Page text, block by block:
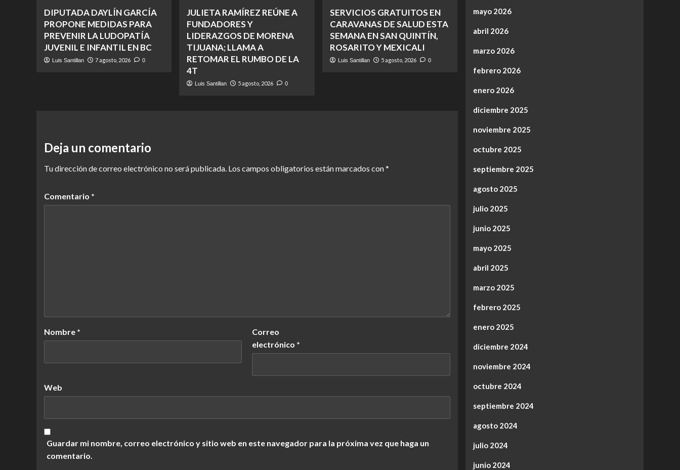
DIPUTADA DAYLÍN GARCÍA
PROPONE MEDIDAS PARA
PREVENIR LA LUDOPATÍA
JUVENIL E INFANTIL EN BC
Luis Santillan 7 agosto, 2026 0
JULIETA RAMÍREZ REÚNE A
FUNDADORES Y
LIDERAZGOS DE MORENA
TIJUANA; LLAMA A
RETOMAR EL RUMBO DE LA
4T
Luis Santillan 5 agosto, 2026 0
SERVICIOS GRATUITOS EN
CARAVANAS DE SALUD ESTA
SEMANA EN SAN QUINTÍN,
ROSARITO Y MEXICALI
Luis Santillan 5 agosto, 2026 0
Deja un comentario
Tu dirección de correo electrónico no será publicada. Los campos obligatorios están marcados con*
Comentario *
Nombre *
Correo
electrónico *
Web
Guardar mi nombre, correo electrónico y sitio web en este navegador para la próxima vez que haga un
comentario.
mayo 2026
abril 2026
marzo 2026
febrero 2026
enero 2026
diciembre 2025
noviembre 2025
octubre 2025
septiembre 2025
agosto 2025
julio 2025
junio 2025
mayo 2025
abril 2025
marzo 2025
febrero 2025
enero 2025
diciembre 2024
noviembre 2024
octubre 2024
septiembre 2024
agosto 2024
julio 2024
junio 2024